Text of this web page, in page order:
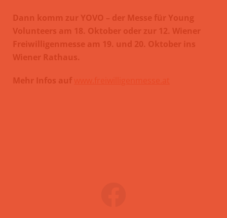
Dann komm zur YOVO – der Messe für Young
Volunteers am 18. Oktober oder zur 12. Wiener
Freiwilligenmesse am 19. und 20. Oktober ins
Wiener Rathaus.
Mehr Infos auf